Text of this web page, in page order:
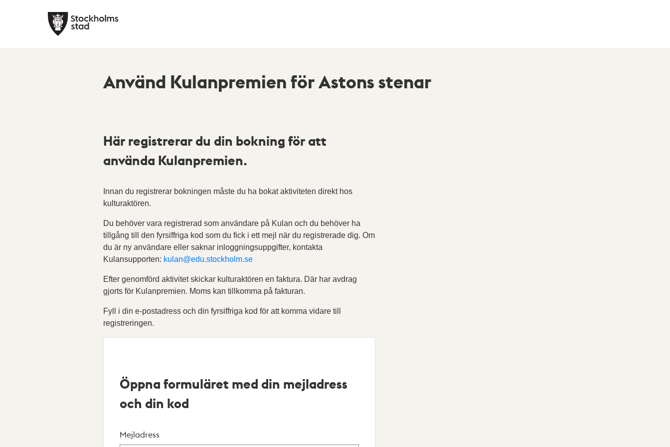
Använd Kulanpremien för Astons stenar
Här registrerar du din bokning för att
använda Kulanpremien.
Innan du registrerar bokningen måste du ha bokat aktiviteten direkt hos
kulturaktören.
Du behöver vara registrerad som användare på Kulan och du behöver ha
tillgång till den fyrsiffriga kod som du fick i ett mejl när du registrerade dig. Om
du är ny användare eller saknar inloggningsuppgifter, kontakta
Kulansupporten: kulan@edu.stockholm.se
Efter genomförd aktivitet skickar kulturaktören en faktura. Där har avdrag
gjorts för Kulanpremien. Moms kan tillkomma på fakturan.
Fyll i din e-postadress och din fyrsiffriga kod för att komma vidare till
registreringen.
Öppna formuläret med din mejladress
och din kod
Mejladress